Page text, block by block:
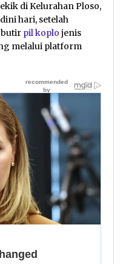
di Kelurahan Ploso,
hari, setelah
butir pil koplo jenis
melalui platform